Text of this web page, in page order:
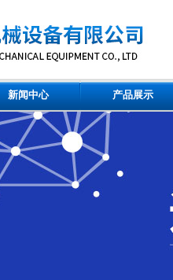
新闻中心 产品展示